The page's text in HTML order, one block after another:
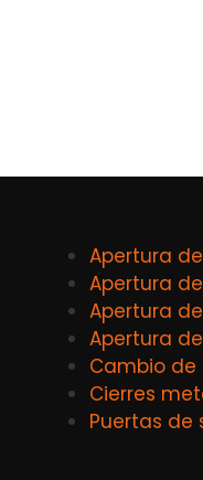
Apertura
Apertura
Apertura
Apertura
Cambio de
Cierres
Puertas de